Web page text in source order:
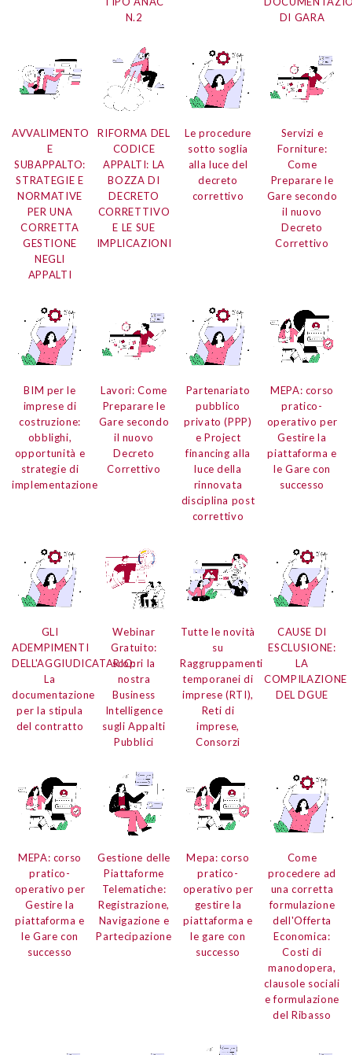
N.2
DI GARA
AVVALIMENTO
E
SUBAPPALTO:
STRATEGIE E
NORMATIVE
PER UNA
CORRETTA
GESTIONE
NEGLI
APPALTI
RIFORMA DEL
CODICE
APPALTI: LA
BOZZA DI
DECRETO
CORRETTIVO
E LE SUE
IMPLICAZIONI
Le procedure
sotto soglia
alla luce del
decreto
correttivo
Servizi e
Forniture:
Come
Preparare le
Gare secondo
il nuovo
Decreto
Correttivo
BIM per le
imprese di
costruzione:
obblighi,
opportunità e
strategie di
implementazione
Lavori: Come
Preparare le
Gare secondo
il nuovo
Decreto
Correttivo
Partenariato
pubblico
privato (PPP)
e Project
financing alla
luce della
rinnovata
disciplina post
correttivo
MEPA: corso
pratico-
operativo per
Gestire la
piattaforma e
le Gare con
successo
GLI
ADEMPIMENTI
DELL'AGGIUDICATARIO:
La
documentazione
per la stipula
del contratto
Webinar
Gratuito:
scopri la
nostra
Business
Intelligence
sugli Appalti
Pubblici
Tutte le novità
su
Raggruppamenti
temporanei di
imprese (RTI),
Reti di
imprese,
Consorzi
CAUSE DI
ESCLUSIONE:
LA
COMPILAZIONE
DEL DGUE
MEPA: corso
pratico-
operativo per
Gestire la
piattaforma e
le Gare con
successo
Gestione delle
Piattaforme
Telematiche:
Registrazione,
Navigazione e
Partecipazione
Mepa:corso
pratico-
operativo per
gestire la
piattaforma e
le gare con
successo
Come
procedere ad
una corretta
formulazione
dell'Offerta
Economica:
Costi di
manodopera,
clausole sociali
e formulazione
del Ribasso